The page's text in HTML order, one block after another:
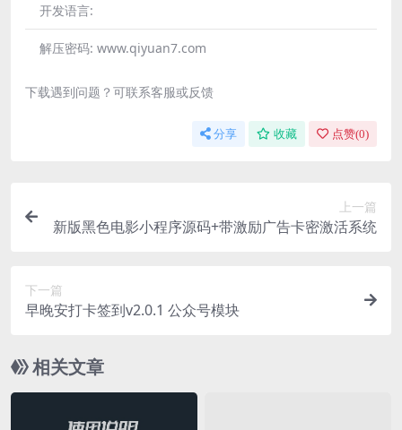
开发语言:
解压密码: www.qiyuan7.com
下载遇到问题？可联系客服或反馈
分享 收藏 点赞(0)
上一篇
新版黑色电影小程序源码+带激励广告卡密激活系统
下一篇
早晚安打卡签到v2.0.1 公众号模块
相关文章